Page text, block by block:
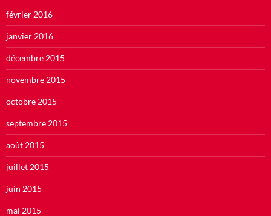
février 2016
janvier 2016
décembre 2015
novembre 2015
octobre 2015
septembre 2015
août 2015
juillet 2015
juin 2015
mai 2015